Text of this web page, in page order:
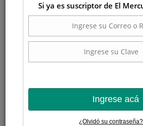
La apuesta que puede
futuro del avellano
portainjertos prometen mejorar la
agua, eliminar la emisión de sierpes,
suelos aptos y facilitar la
Si ya es suscriptor de El
Ingrese acá
¿Olvidó su contraseña?